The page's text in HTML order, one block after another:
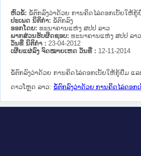
ຫົວຂໍ້: ຂໍ້ຕົກລົງວ່າດ້ວຍ ການຄິດໄລ່ດອກເບັ້ຍໃຫ້
ປະເພດ ນິຕິກໍາ: ຂໍ້ຕົກລົງ
ອອກໂດຍ: ທະນາຄານແຫ່ງ ສປປ ລາວ
ພາກສ່ວນຮັບຜິດຊອບ: ທະນາຄານແຫ່ງ ສປປ ລາວ
ວັນທີ່ ນິຕິກໍາ : 23-04-2012
ເຜີຍແຜ່ລົງ ຈົດໝາຍເຫດ ວັນທີ່ : 12-11-2014
ຂໍ້ຕົກລົງວ່າດ້ວຍ ການຄິດໄລ່ດອກເບັ້ຍໃຫ້ກູ້ຢຶມ ແ
ດາວໂຫຼດ ລາວ: ຂໍ້ຕົກລົງວ່າດ້ວຍ ການຄິດໄລ່ດອ